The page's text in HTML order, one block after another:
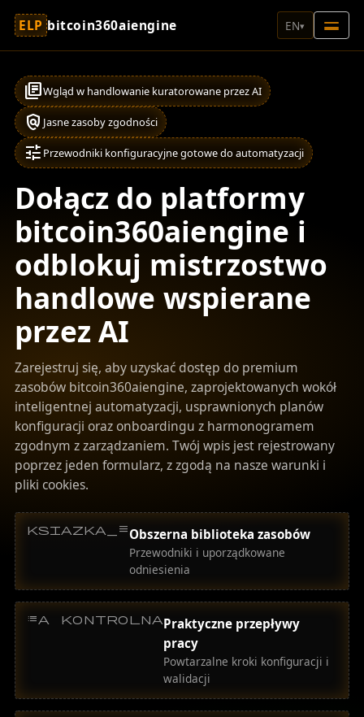
ELP bitcoin360aiengine EN▾
library_booksWgląd w handlowanie kuratorowane przez AI
policyJasne zasoby zgodności
tune Przewodniki konfiguracyjne gotowe do automatyzacji
Dołącz do platformy
bitcoin360aiengine i
odblokuj mistrzostwo
handlowe wspierane
przez AI
Zarejestruj się, aby uzyskać dostęp do premium
zasobów bitcoin360aiengine, zaprojektowanych wokół
inteligentnej automatyzacji, usprawnionych planów
konfiguracji oraz onboardingu z harmonogramem
zgodnym z zarządzaniem. Twój wpis jest rejestrowany
poprzez jeden formularz, z zgodą na nasze warunki i
pliki cookies.
ksiazka_menuObszerna biblioteka zasobów
Przewodniki i uporządkowane
odniesienia
lista kontrolnaPraktyczne przepływy
pracy
Powtarzalne kroki konfiguracji i
walidacji